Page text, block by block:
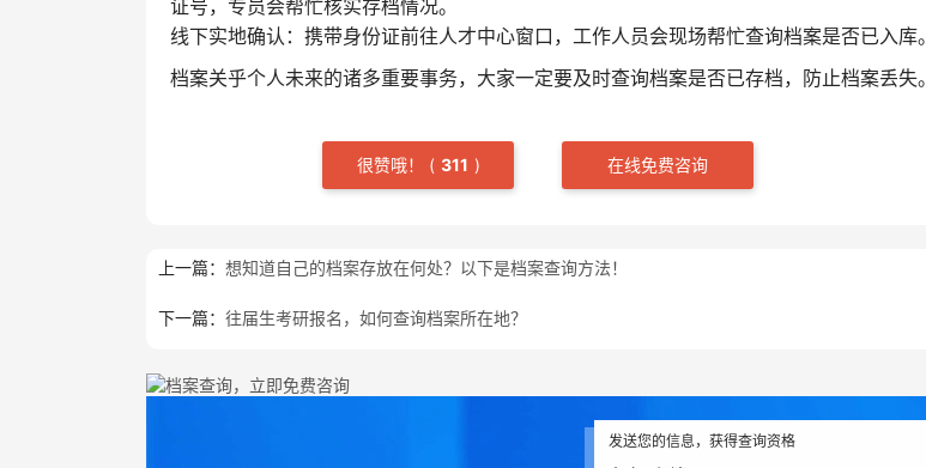
证号，专员会帮忙核实存档情况。
线下实地确认：携带身份证前往人才中心窗口，工作人员会现场帮忙查询档案是否已入库。
档案关乎个人未来的诸多重要事务，大家一定要及时查询档案是否已存档，防止档案丢失。
很赞哦！ ( 311 ) 在线免费咨询
上一篇： 想知道自己的档案存放在何处？以下是档案查询方法！
下一篇： 往届生考研报名，如何查询档案所在地？
发送您的信息，获得查询资格